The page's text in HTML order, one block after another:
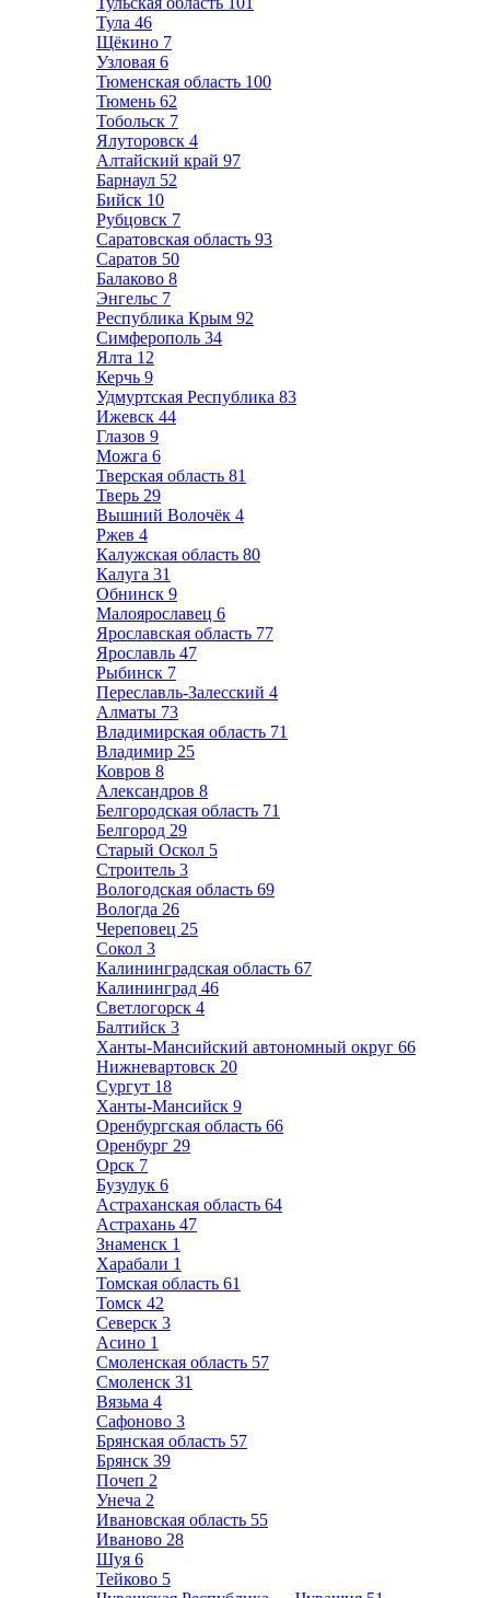
Тула 46
Щёкино 7
Узловая 6
Тюменская область 100
Тюмень 62
Тобольск 7
Ялуторовск 4
Алтайский край 97
Барнаул 52
Бийск 10
Рубцовск 7
Саратовская область 93
Саратов 50
Балаково 8
Энгельс 7
Республика Крым 92
Симферополь 34
Ялта 12
Керчь 9
Удмуртская Республика 83
Ижевск 44
Глазов 9
Можга 6
Тверская область 81
Тверь 29
Вышний Волочёк 4
Ржев 4
Калужская область 80
Калуга 31
Обнинск 9
Малоярославец 6
Ярославская область 77
Ярославль 47
Рыбинск 7
Переславль-Залесский 4
Алматы 73
Владимирская область 71
Владимир 25
Ковров 8
Александров 8
Белгородская область 71
Белгород 29
Старый Оскол 5
Строитель 3
Вологодская область 69
Вологда 26
Череповец 25
Сокол 3
Калининградская область 67
Калининград 46
Светлогорск 4
Балтийск 3
Ханты-Мансийский автономный округ 66
Нижневартовск 20
Сургут 18
Ханты-Мансийск 9
Оренбургская область 66
Оренбург 29
Орск 7
Бузулук 6
Астраханская область 64
Астрахань 47
Знаменск 1
Харабали 1
Томская область 61
Томск 42
Северск 3
Асино 1
Смоленская область 57
Смоленск 31
Вязьма 4
Сафоново 3
Брянская область 57
Брянск 39
Почеп 2
Унеча 2
Ивановская область 55
Иваново 28
Шуя 6
Тейково 5